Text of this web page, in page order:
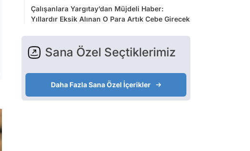
Çalışanlara Yargıtay’dan Müjdeli Haber:
Yıllardır Eksik Alınan O Para Artık Cebe Girecek
Sana Özel Seçtiklerimiz
Daha Fazla Sana Özel İçerikler